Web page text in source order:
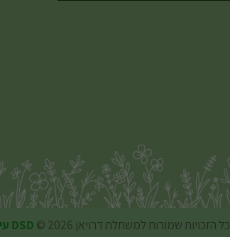
כל הזכויות שמורות למשתלת דרויאן 2026 © DSD עיצוב והקמת אתרים